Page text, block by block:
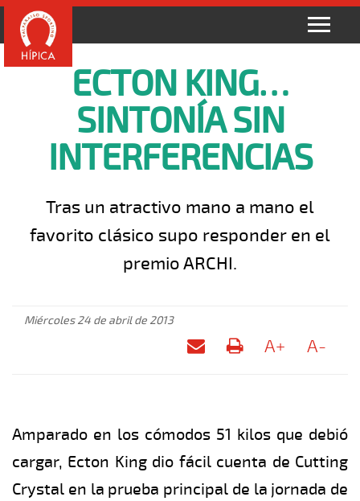
ECTON KING…
SINTONÍA SIN
INTERFERENCIAS
Tras un atractivo mano a mano el
favorito clásico supo responder en el
premio ARCHI.
Miércoles 24 de abril de 2013
A+ A-
Amparado en los cómodos 51 kilos que debió
cargar, Ecton King dio fácil cuenta de Cutting
Crystal en la prueba principal de la jornada de